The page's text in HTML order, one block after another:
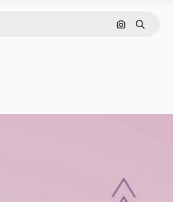
Cerca per
Ricerca